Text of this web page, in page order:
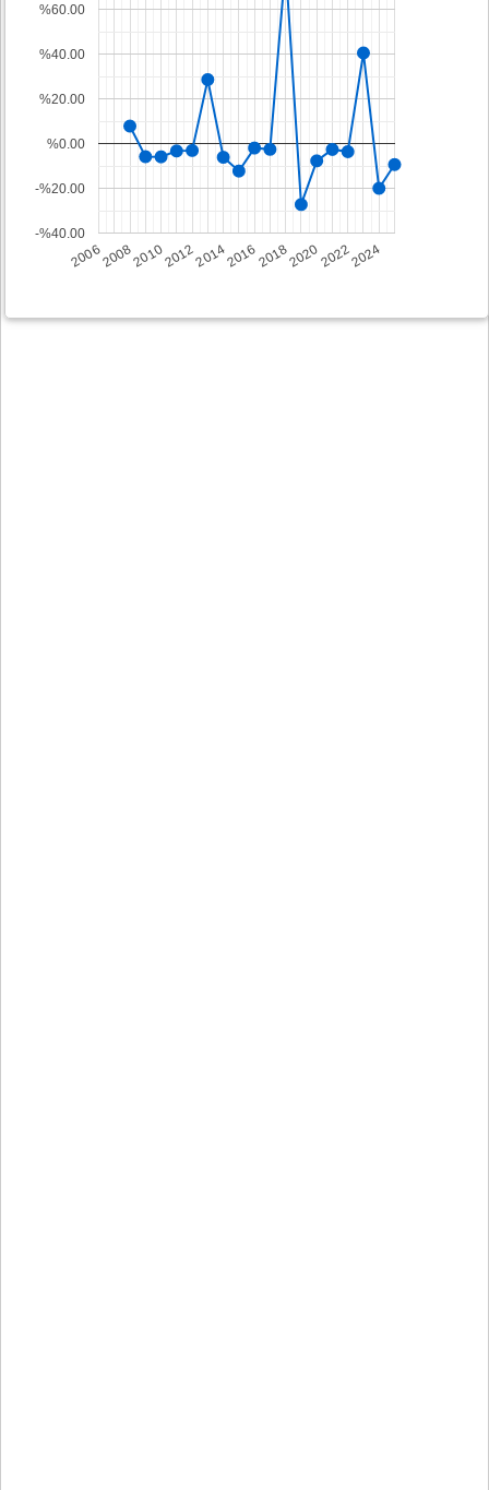
2006200820102012201420162018202020222024
-%40.00
-%20.00
%0.00
%20.00
%40.00
%60.00